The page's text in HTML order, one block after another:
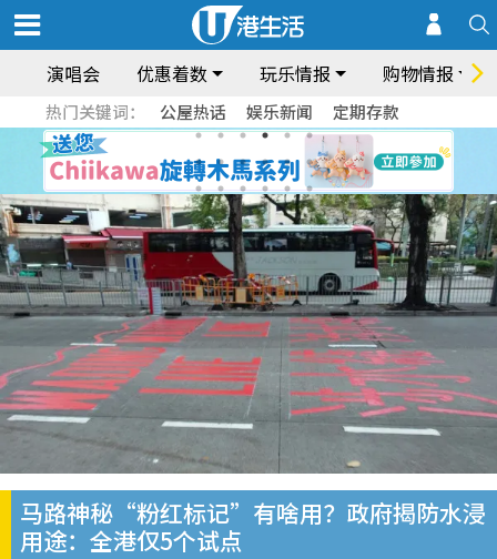
演唱会 优惠着数 玩乐情报 购物情报
热门关键词： 公屋热话 娱乐新闻 定期存款
马路神秘“粉红标记”有啥用？政府揭防水浸
用途：全港仅5个试点